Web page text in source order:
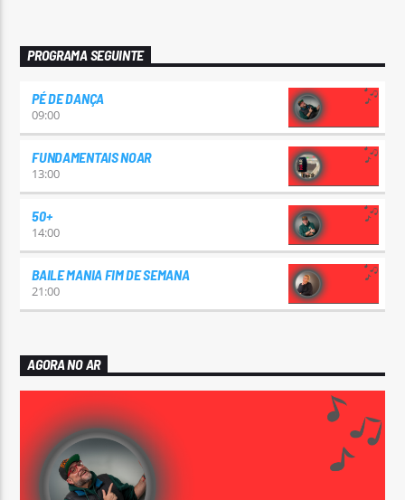
PROGRAMA SEGUINTE
PÉ DE DANÇA
09:00
FUNDAMENTAIS NOAR
13:00
50+
14:00
BAILE MANIA FIM DE SEMANA
21:00
AGORA NO AR